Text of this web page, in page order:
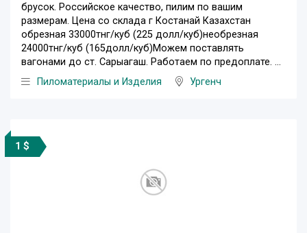
брусок. Российское качество, пилим по вашим
размерам. Цена со склада г Костанай Казахстан
обрезная 33000тнг/куб (225 долл/куб)необрезная
24000тнг/куб (165долл/куб)Можем поставлять
вагонами до ст. Сарыагаш. Работаем по предоплате. ...
Пиломатериалы и Изделия
Ургенч
1 $